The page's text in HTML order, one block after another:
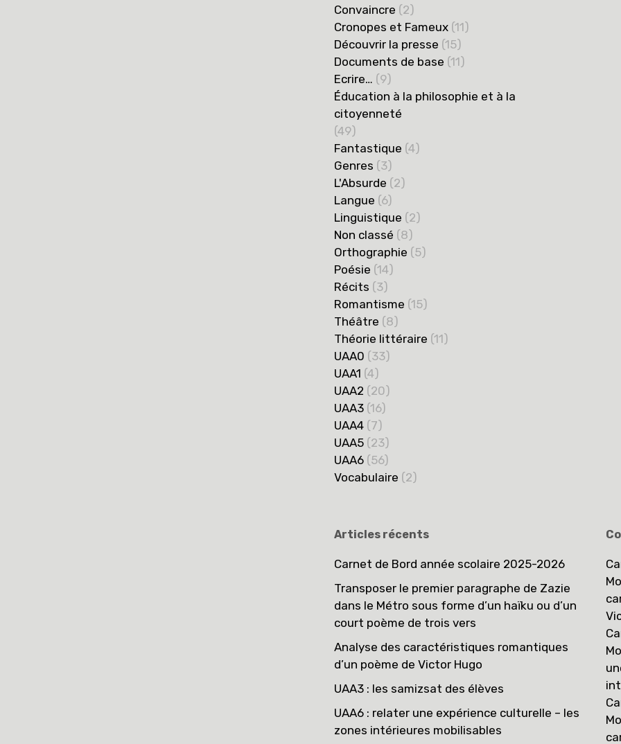
Convaincre (2)
Cronopes et Fameux (11)
Découvrir la presse (15)
Documents de base (11)
Ecrire… (9)
Éducation à la philosophie et à la
citoyenneté
(49)
Fantastique (4)
Genres (3)
L'Absurde (2)
Langue (6)
Linguistique (2)
Non classé (8)
Orthographie (5)
Poésie (14)
Récits (3)
Romantisme (15)
Théâtre (8)
Théorie littéraire (11)
UAA0 (33)
UAA1 (4)
UAA2 (20)
UAA3 (16)
UAA4 (7)
UAA5 (23)
UAA6 (56)
Vocabulaire (2)
Articles récents
Carnet de Bord année scolaire 2025-2026
Transposer le premier paragraphe de Zazie
dans le Métro sous forme d’un haïku ou d’un
court poème de trois vers
Analyse des caractéristiques romantiques
d’un poème de Victor Hugo
UAA3 : les samizsat des élèves
UAA6 : relater une expérience culturelle – les
zones intérieures mobilisables